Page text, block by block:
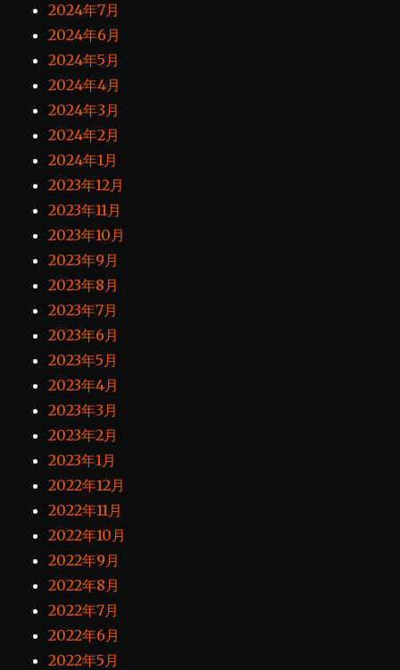
2024年7月
2024年6月
2024年5月
2024年4月
2024年3月
2024年2月
2024年1月
2023年12月
2023年11月
2023年10月
2023年9月
2023年8月
2023年7月
2023年6月
2023年5月
2023年4月
2023年3月
2023年2月
2023年1月
2022年12月
2022年11月
2022年10月
2022年9月
2022年8月
2022年7月
2022年6月
2022年5月